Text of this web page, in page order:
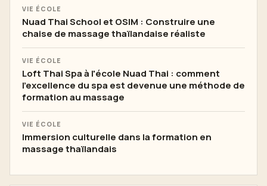
VIE ÉCOLE
Nuad Thai School et OSIM : Construire une
chaise de massage thaïlandaise réaliste
VIE ÉCOLE
Loft Thai Spa à l'école Nuad Thai : comment
l'excellence du spa est devenue une méthode de
formation au massage
VIE ÉCOLE
Immersion culturelle dans la formation en
massage thaïlandais